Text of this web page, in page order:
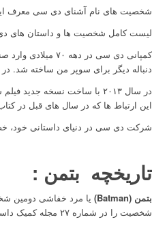
شخصیت های نام آشنای دی سی معرف این
لیست کامل شخصیت ها و داستان های دی سی
کمپانی دی سی در دهه ۷۰ میلادی وارد صنعت سینما شد و با ساخت اولین فیلم بر پایه یکی از شخصیت های کلیدی خود یعنی
دنباله دیگر برای سوپر من ساخته شد. در سال
در سال ۲۰۱۳ با ساخت نسخه جدید فیلم سوپرمن یا
این ارتباط ها که در سال های قبل در
شرکت دی سی در دنیای داستانی خود، خط
تاریخچه بتمن :
بتمن (Batman) یا مرد خفاشی دومین
شخصیت را در شماره ۲۷ مجله کمیک داستان های کارآگاهی خلق نمود. به سرعت این شخصیت به رشد و تکامل رسید و تبدیل به یکی از اصلی ترین ارکان داستان های دی سی شد.